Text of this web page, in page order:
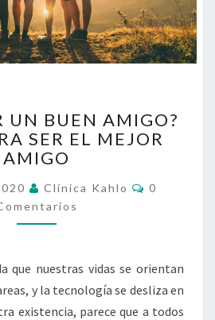
SER
UN
BUEN
7
TIPS
PARA
MEJOR
AMIGO
UN BUEN AMIGO?
SER EL MEJOR
AMIGO
Clínica Kahlo
0
que nuestras vidas se orientan
y la tecnología se desliza en
existencia, parece que a todos